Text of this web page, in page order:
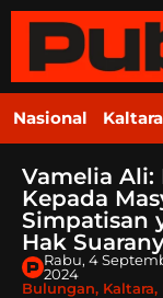
Nasional Kaltara
Vamelia
Kepada
Simpatisan
Hak
Rabu, 4
2024
Bulungan, Kaltara,